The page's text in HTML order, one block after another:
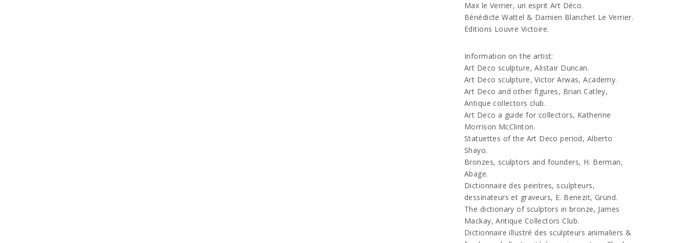
Max le Verrier, un esprit Art Déco.
Bénédicte Wattel & Damien Blanchet Le Verrier.
Editions Louvre Victoire.
Information on the artist:
Art Deco sculpture, Alistair Duncan.
Art Deco sculpture, Victor Arwas, Academy.
Art Deco and other figures, Brian Catley,
Antique collectors club.
Art Deco a guide for collectors, Katherine
Morrison McClinton.
Statuettes of the Art Deco period, Alberto
Shayo.
Bronzes, sculptors and founders, H. Berman,
Abage.
Dictionnaire des peintres, sculpteurs,
dessinateurs et graveurs, E. Benezit, Gründ.
The dictionary of sculptors in bronze, James
Mackay, Antique Collectors Club.
Dictionnaire illustré des sculpteurs animaliers &